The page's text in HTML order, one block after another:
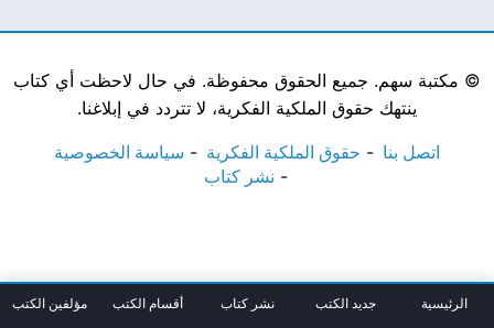
© مكتبة سهم. جميع الحقوق محفوظة. في حال لاحظت أي كتاب
ينتهك حقوق الملكية الفكرية، لا تتردد في إبلاغنا.
اتصل بنا حقوق الملكية الفكرية
سياسة الخصوصية
نشر كتاب
الرئيسية جديد الكتب نشر كتاب أقسام الكتب مؤلفين الكتب